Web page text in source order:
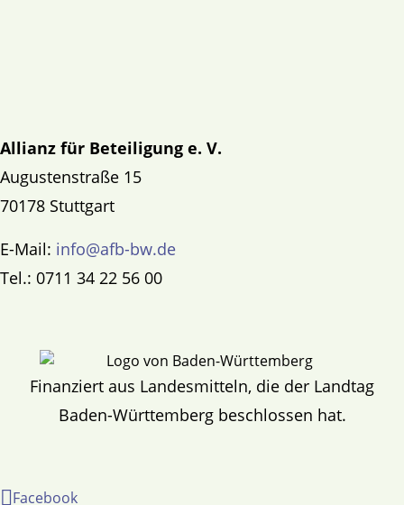
Allianz für Beteiligung e. V.
Augustenstraße 15
70178 Stuttgart
E-Mail: info@afb-bw.de
Tel.: 0711 34 22 56 00
Finanziert aus Landesmitteln, die der Landtag
Baden-Württemberg beschlossen hat.
Facebook